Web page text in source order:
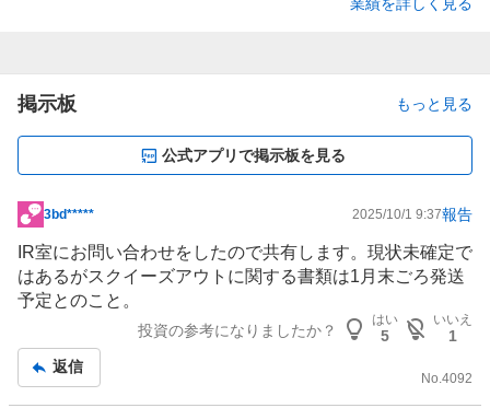
業績を詳しく見る
掲示板 もっと見る
公式アプリで掲示板を見る
掲
示
板
記
3bd***** 2025/10/1 9:37報告
IR室にお問い合わせをしたので共有します。現状未確定で
はあるがスクイーズアウトに関する書類は1月末ごろ発送
予定とのこと。
投資の参考になりましたか？
はい
5
いいえ
1
返信
No.4092